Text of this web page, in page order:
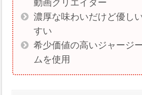
動画クリエイター
濃厚な味わいだけど優し
すい
希少価値の高いジャージ
ムを使用